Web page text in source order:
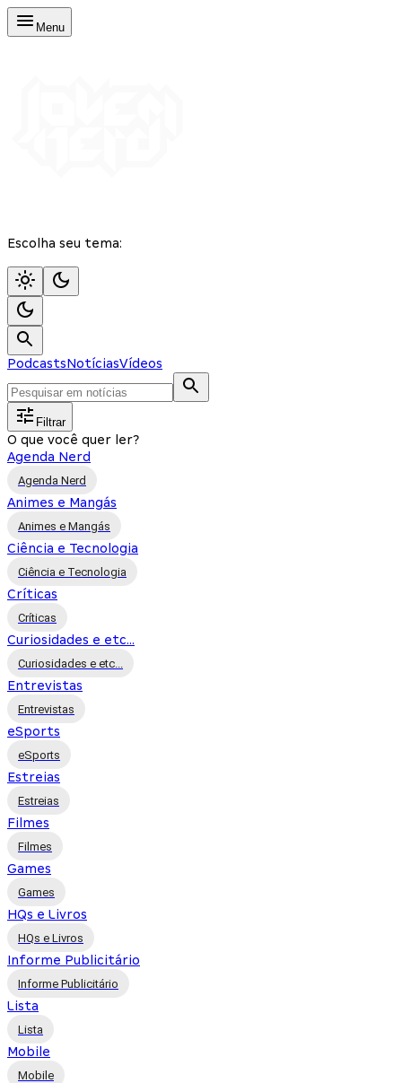
Menu
Escolha seu tema:
PodcastsNotíciasVídeos
Filtrar
O que você quer ler?
Agenda Nerd
Agenda Nerd
Animes e Mangás
Animes e Mangás
Ciência e Tecnologia
Ciência e Tecnologia
Críticas
Críticas
Curiosidades e etc...
Curiosidades e etc...
Entrevistas
Entrevistas
eSports
eSports
Estreias
Estreias
Filmes
Filmes
Games
Games
HQs e Livros
HQs e Livros
Informe Publicitário
Informe Publicitário
Lista
Lista
Mobile
Mobile